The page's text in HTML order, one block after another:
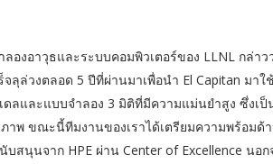
องอาวุธและระบบคอมพิวเตอร์ของ LLNL กล่า
จลุล่วงตลอด 5 ปีที่ผ่านมาเพื่อนำ El Capitan ม
ดลและแบบจำลอง 3 มิติที่มีความแม่นยำสูง ซึ่งเ
าพ ขณะนี้ทีมงานของเราได้เตรียมความพร้อมด้
สนุนจาก HPE ผ่าน Center of Excellence นอ